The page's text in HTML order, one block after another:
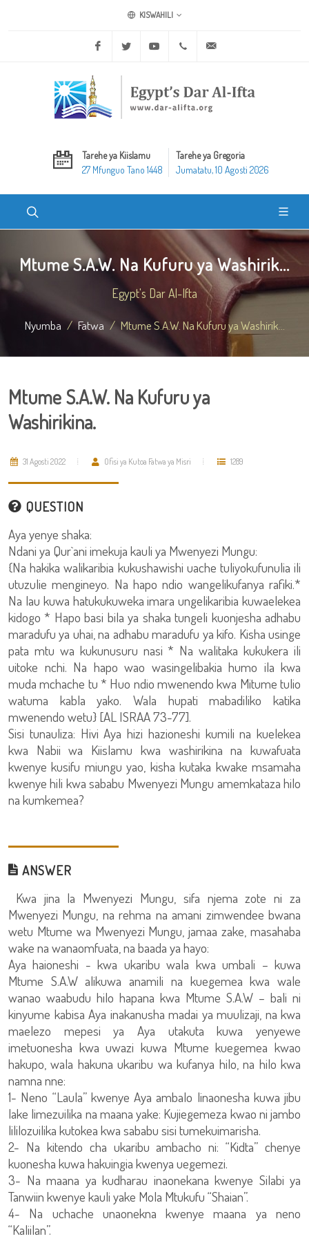
KISWAHILI
Facebook Twitter Youtube +20 2 25970400
Tarehe ya Kiislamu
27 Mfunguo Tano 1448
Tarehe ya Gregoria
Jumatatu, 10 Agosti 2026
Mtume S.A.W. Na Kufuru ya Washirik...
Egypt's Dar Al-Ifta
Nyumba Fatwa Mtume S.A.W. Na Kufuru ya Washirik...
Mtume S.A.W. Na Kufuru ya
Washirikina.
31 Agosti 2022 Ofisi ya Kutoa Fatwa ya Misri 1289
QUESTION
Aya yenye shaka:
Ndani ya Qur`ani imekuja kauli ya Mwenyezi Mungu:
{Na hakika walikaribia kukushawishi uache tuliyokufunulia ili
utuzulie mengineyo. Na hapo ndio wangelikufanya rafiki.*
Na lau kuwa hatukukuweka imara ungelikaribia kuwaelekea
kidogo * Hapo basi bila ya shaka tungeli kuonjesha adhabu
maradufu ya uhai, na adhabu maradufu ya kifo. Kisha usinge
pata mtu wa kukunusuru nasi * Na walitaka kukukera ili
uitoke nchi. Na hapo wao wasingelibakia humo ila kwa
muda mchache tu * Huo ndio mwenendo kwa Mitume tulio
watuma kabla yako. Wala hupati mabadiliko katika
mwenendo wetu} [AL ISRAA 73-77].
Sisi tunauliza: Hivi Aya hizi hazioneshi kumili na kuelekea
kwa Nabii wa Kiislamu kwa washirikina na kuwafuata
kwenye kusifu miungu yao, kisha kutaka kwake msamaha
kwenye hili kwa sababu Mwenyezi Mungu amemkataza hilo
na kumkemea?
ANSWER
Kwa jina la Mwenyezi Mungu, sifa njema zote ni za
Mwenyezi Mungu, na rehma na amani zimwendee bwana
wetu Mtume wa Mwenyezi Mungu, jamaa zake, masahaba
wake na wanaomfuata, na baada ya hayo:
Aya haioneshi - kwa ukaribu wala kwa umbali – kuwa
Mtume S.A.W alikuwa anamili na kuegemea kwa wale
wanao waabudu hilo hapana kwa Mtume S.A.W – bali ni
kinyume kabisa Aya inakanusha madai ya muulizaji, na kwa
maelezo mepesi ya Aya utakuta kuwa yenyewe
imetuonesha kwa uwazi kuwa Mtume kuegemea kwao
hakupo, wala hakuna ukaribu wa kufanya hilo, na hilo kwa
namna nne:
1- Neno “Laula” kwenye Aya ambalo linaonesha kuwa jibu
lake limezuilika na maana yake: Kujiegemeza kwao ni jambo
lililozuilika kutokea kwa sababu sisi tumekuimarisha.
2- Na kitendo cha ukaribu ambacho ni: “Kidta” chenye
kuonesha kuwa hakuingia kwenya uegemezi.
3- Na maana ya kudharau inaonekana kwenye Silabi ya
Tanwiin kwenye kauli yake Mola Mtukufu “Shaian”.
4- Na uchache unaonekna kwenye maana ya neno
“Kaliilan”.